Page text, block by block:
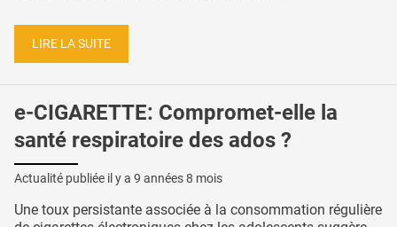
LIRE LA SUITE
e-CIGARETTE: Compromet-elle la
santé respiratoire des ados ?
Actualité publiée il y a 9 années 8 mois
Une toux persistante associée à la consommation régulière